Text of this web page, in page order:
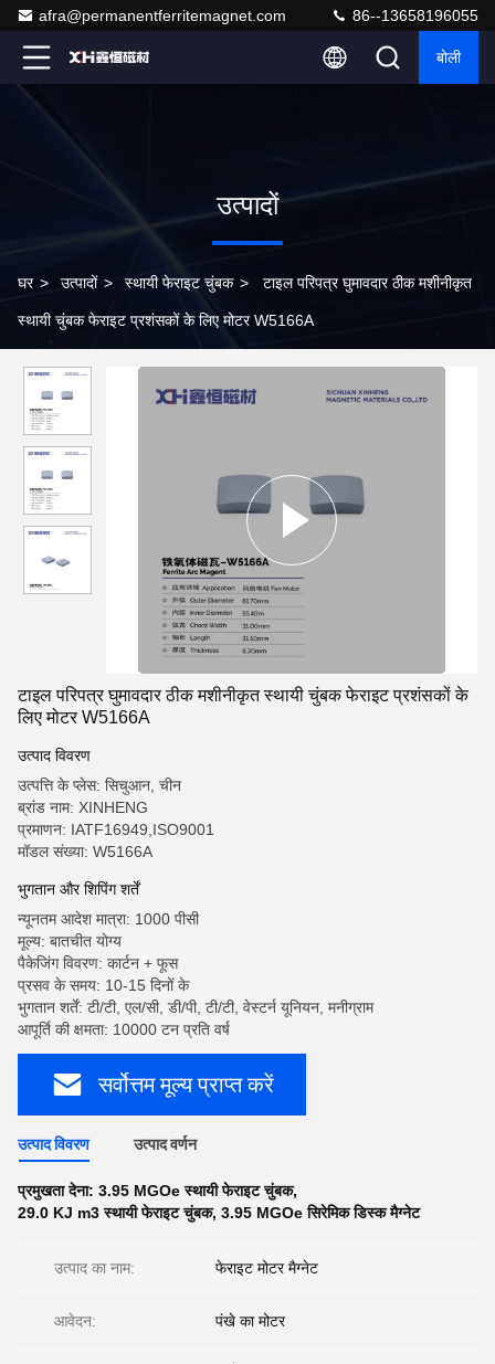
afra@permanentferritemagnet.com 86--13658196055
बोली
उत्पादों
घर > उत्पादों > स्थायी फेराइट चुंबक > टाइल परिपत्र घुमावदार ठीक मशीनीकृत
स्थायी चुंबक फेराइट प्रशंसकों के लिए मोटर W5166A
टाइल परिपत्र घुमावदार ठीक मशीनीकृत स्थायी चुंबक फेराइट प्रशंसकों के
लिए मोटर W5166A
उत्पाद विवरण
उत्पत्ति के प्लेस: सिचुआन, चीन
ब्रांड नाम: XINHENG
प्रमाणन: IATF16949,ISO9001
मॉडल संख्या: W5166A
भुगतान और शिपिंग शर्तें
न्यूनतम आदेश मात्रा: 1000 पीसी
मूल्य: बातचीत योग्य
पैकेजिंग विवरण: कार्टन + फूस
प्रसव के समय: 10-15 दिनों के
भुगतान शर्तें: टी/टी, एल/सी, डी/पी, टी/टी, वेस्टर्न यूनियन, मनीग्राम
आपूर्ति की क्षमता: 10000 टन प्रति वर्ष
सर्वोत्तम मूल्य प्राप्त करें
उत्पाद विवरण उत्पाद वर्णन
प्रमुखता देना: 3.95 MGOe स्थायी फेराइट चुंबक,
29.0 KJ m3 स्थायी फेराइट चुंबक, 3.95 MGOe सिरेमिक डिस्क मैग्नेट
उत्पाद का नाम: फेराइट मोटर मैग्नेट
आवेदन: पंखे का मोटर